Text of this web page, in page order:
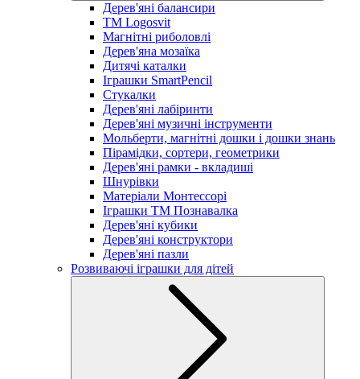
Дерев'яні балансири
TM Logosvit
Магнітні риболовлі
Дерев'яна мозаїка
Дитячі каталки
Іграшки SmartPencil
Стукалки
Дерев'яні лабіринти
Дерев'яні музичні інструменти
Мольберти, магнітні дошки і дошки знань
Пірамідки, сортери, геометрики
Дерев'яні рамки - вкладиші
Шнурівки
Матеріали Монтессорі
Іграшки ТМ Познавалка
Дерев'яні кубики
Дерев'яні конструктори
Дерев'яні пазли
Розвиваючі іграшки для дітей